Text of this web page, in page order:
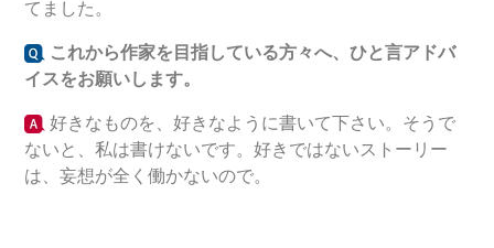
てました。
これから作家を目指している方々へ、ひと言アドバ
イスをお願いします。
好きなものを、好きなように書いて下さい。そうで
ないと、私は書けないです。好きではないストーリー
は、妄想が全く働かないので。